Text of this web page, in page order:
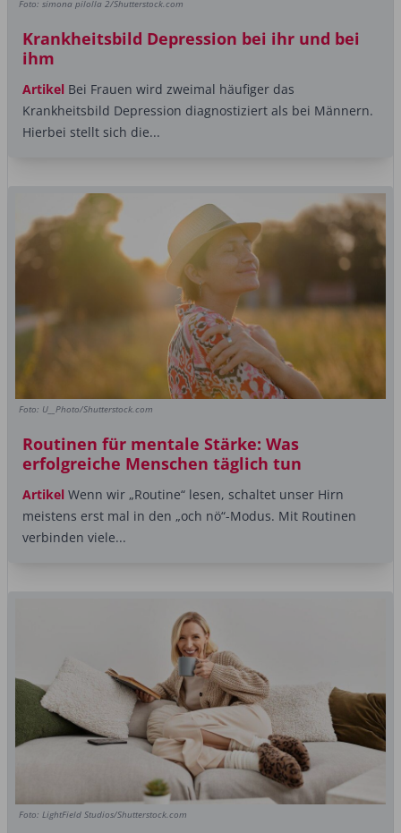
Foto: simona pilolla 2/Shutterstock.com
Krankheitsbild Depression bei ihr und bei
ihm
Artikel Bei Frauen wird zweimal häufiger das
Krankheitsbild Depression diagnostiziert als bei ­Männern.
Hierbei stellt sich die...
Foto: U__Photo/Shutterstock.com
Routinen für mentale Stärke: Was
erfolgreiche Menschen täglich tun
Artikel Wenn wir „Routine“ lesen, schaltet unser Hirn
meistens erst mal in den „och nö“-Modus. Mit Routinen
verbinden viele...
Foto: LightField Studios/Shutterstock.com